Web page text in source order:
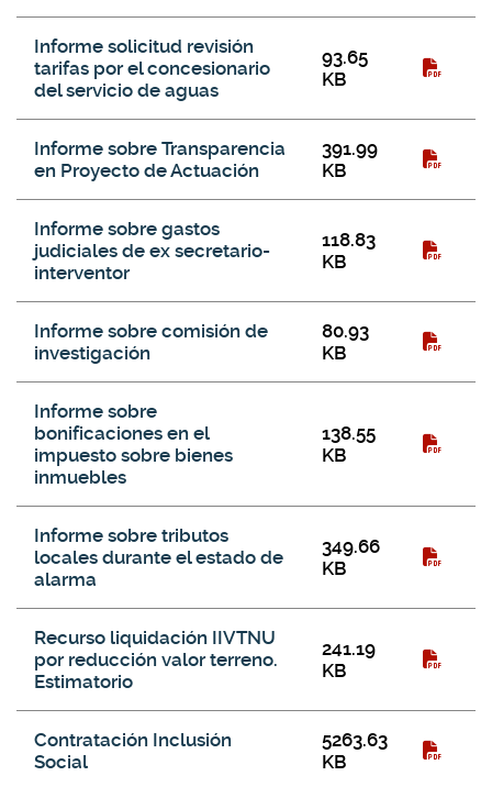
Informe solicitud revisión
tarifas por el concesionario
del servicio de aguas
93.65
KB
Informe sobre Transparencia
en Proyecto de Actuación
391.99
KB
Informe sobre gastos
judiciales de ex secretario-
interventor
118.83
KB
Informe sobre comisión de
investigación
80.93
KB
Informe sobre
bonificaciones en el
impuesto sobre bienes
inmuebles
138.55
KB
Informe sobre tributos
locales durante el estado de
alarma
349.66
KB
Recurso liquidación IIVTNU
por reducción valor terreno.
Estimatorio
241.19
KB
Contratación Inclusión
Social
5263.63
KB